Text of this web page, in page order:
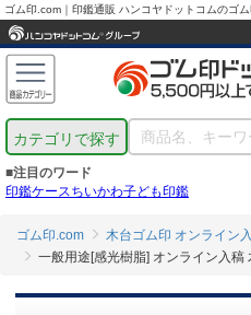
ゴム印.com｜印鑑通販 ハンコヤドットコムのゴ
カテゴリで探す
■注目のワード
印鑑ケースちいかわ子ども印鑑
ゴム印.com
木台ゴム印 オンライン
一般用途[感光樹脂] オンライン入稿